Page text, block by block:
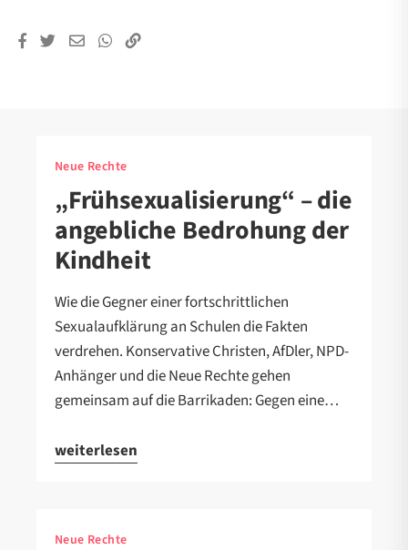
Neue Rechte
„Frühsexualisierung“ – die
angebliche Bedrohung der
Kindheit
Wie die Gegner einer fortschrittlichen
Sexualaufklärung an Schulen die Fakten
verdrehen. Konservative Christen, AfDler, NPD-
Anhänger und die Neue Rechte gehen
gemeinsam auf die Barrikaden: Gegen eine…
weiterlesen
Neue Rechte